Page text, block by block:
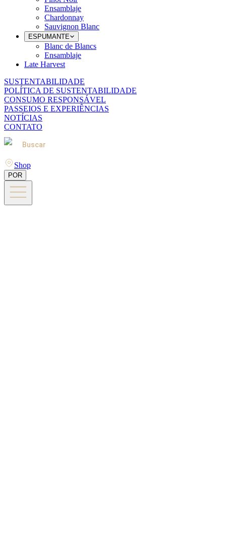
Ensamblaje
Chardonnay
Sauvignon Blanc
ESPUMANTE
Blanc de Blancs
Ensamblaje
Late Harvest
SUSTENTABILIDADE
POLÍTICA DE SUSTENTABILIDADE
CONSUMO RESPONSÁVEL
PASSEIOS E EXPERIÊNCIAS
NOTÍCIAS
CONTATO
Buscar
Shop
POR